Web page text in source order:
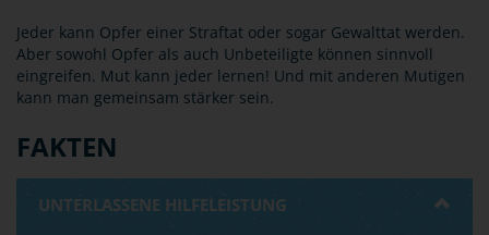
Jeder kann Opfer einer Straftat oder sogar Gewalttat werden.
Aber sowohl Opfer als auch Unbeteiligte können sinnvoll
eingreifen. Mut kann jeder lernen! Und mit anderen Mutigen
kann man gemeinsam stärker sein.
FAKTEN
UNTERLASSENE HILFELEISTUNG